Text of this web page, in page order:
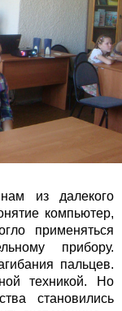
из далекого
компьютер,
применяться
прибору.
пальцев.
техникой. Но
становились